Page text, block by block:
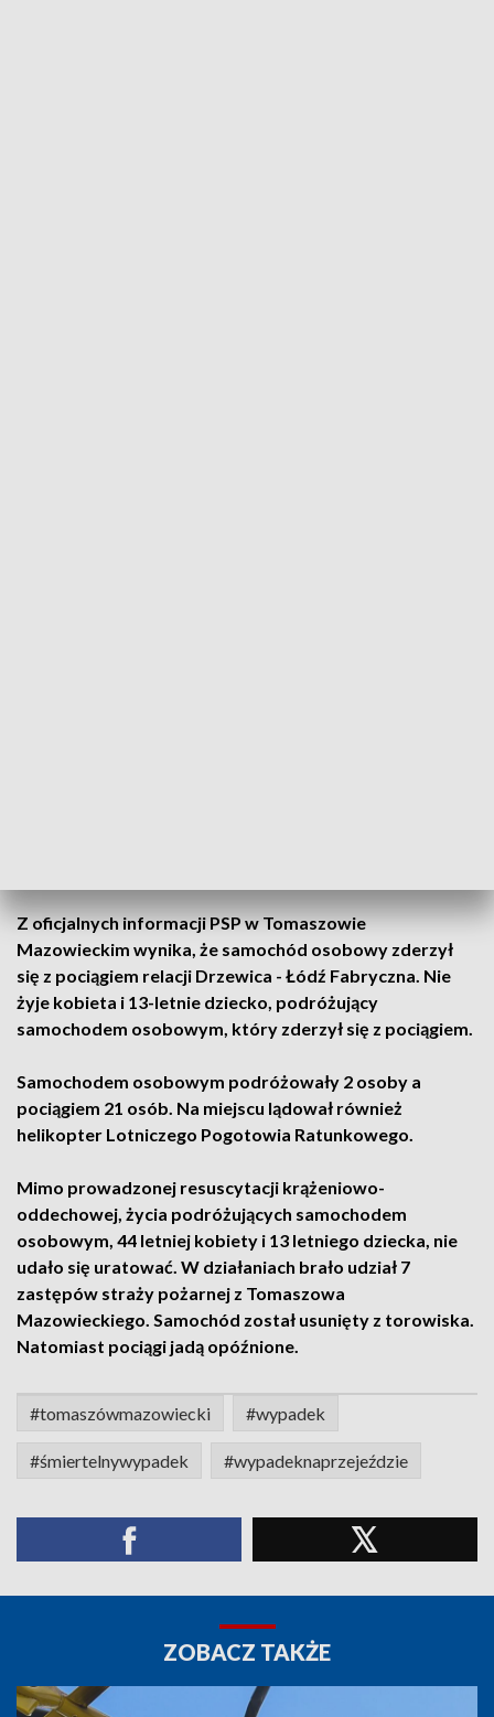
Z oficjalnych informacji PSP w Tomaszowie
Mazowieckim wynika, że samochód osobowy zderzył
się z pociągiem relacji Drzewica - Łódź Fabryczna. Nie
żyje kobieta i 13-letnie dziecko, podróżujący
samochodem osobowym, który zderzył się z pociągiem.
Samochodem osobowym podróżowały 2 osoby a
pociągiem 21 osób. Na miejscu lądował również
helikopter Lotniczego Pogotowia Ratunkowego.
Mimo prowadzonej resuscytacji krążeniowo-
oddechowej, życia podróżujących samochodem
osobowym, 44 letniej kobiety i 13 letniego dziecka, nie
udało się uratować. W działaniach brało udział 7
zastępów straży pożarnej z Tomaszowa
Mazowieckiego. Samochód został usunięty z torowiska.
Natomiast pociągi jadą opóźnione.
#tomaszówmazowiecki #wypadek
#śmiertelnywypadek #wypadeknaprzejeździe
ZOBACZ TAKŻE